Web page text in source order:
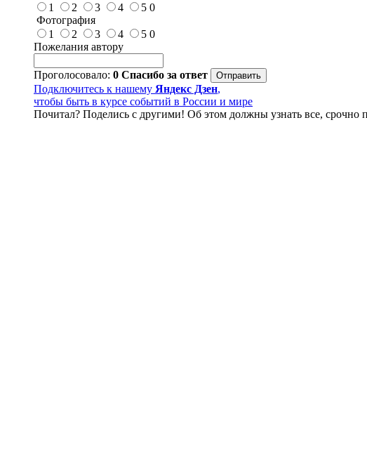
1
2 3 4 5 0
Фотография
1
2 3 4 5 0
Пожелания автору
Проголосовало: 0 Спасибо за ответ
Подключитесь к нашему Яндекс Дзен,
чтобы быть в курсе событий в России и мире
Почитал? Поделись с другими! Об этом должны узнать все, срочно